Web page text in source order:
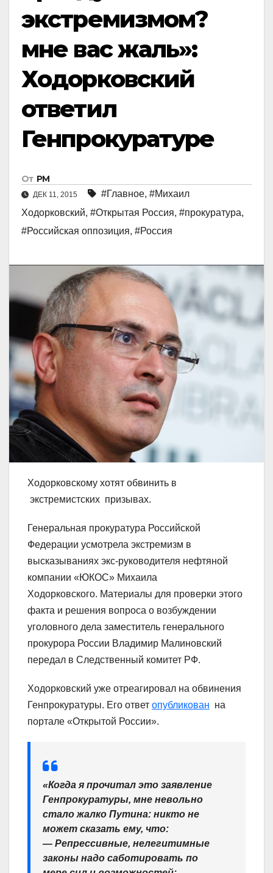
экстремизмом?
мне вас жаль»:
Ходорковский
ответил
Генпрокуратуре
От РМ
ДЕК 11, 2015 #Главное, #Михаил
Ходорковский, #Открытая Россия, #прокуратура,
#Российская оппозиция, #Россия
Ходорковскому хотят обвинить в
экстремистских призывах.
Генеральная прокуратура Российской
Федерации усмотрела экстремизм в
высказываниях экс-руководителя нефтяной
компании «ЮКОС» Михаила
Ходорковского. Материалы для проверки этого
факта и решения вопроса о возбуждении
уголовного дела заместитель генерального
прокурора России Владимир Малиновский
передал в Следственный комитет РФ.
Ходорковский уже отреагировал на обвинения
Генпрокуратуры. Его ответ опубликован на
портале «Открытой России».
«Когда я прочитал это заявление
Генпрокуратуры, мне невольно
стало жалко Путина: никто не
может сказать ему, что:
— Репрессивные, нелегитимные
законы надо саботировать по